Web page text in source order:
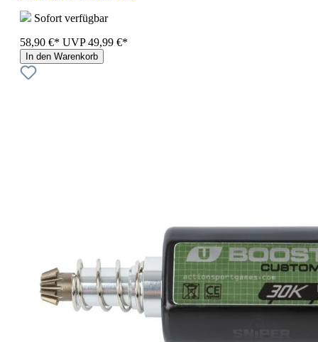
Sofort verfügbar
58,90 €* UVP 49,99 €*
In den Warenkorb